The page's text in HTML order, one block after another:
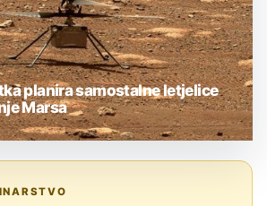
planira samostalne letjelice
Marsa